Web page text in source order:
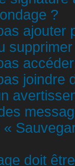
?
ajouter
joindre
doit